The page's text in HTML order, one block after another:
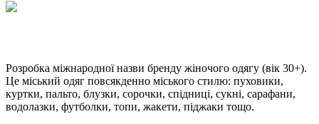
Розробка міжнародної назви бренду жіночого одягу (вік 30+).
Це міський одяг повсякденно міського стилю: пуховики,
куртки, пальто, блузки, сорочки, спідниці, сукні, сарафани,
водолазки, футболки, топи, жакети, піджаки тощо.